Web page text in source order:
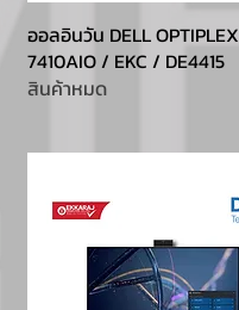
ออลอินวัน DELL OPTIPLEX
7410AIO / EKC / DE4415
สินค้าหมด